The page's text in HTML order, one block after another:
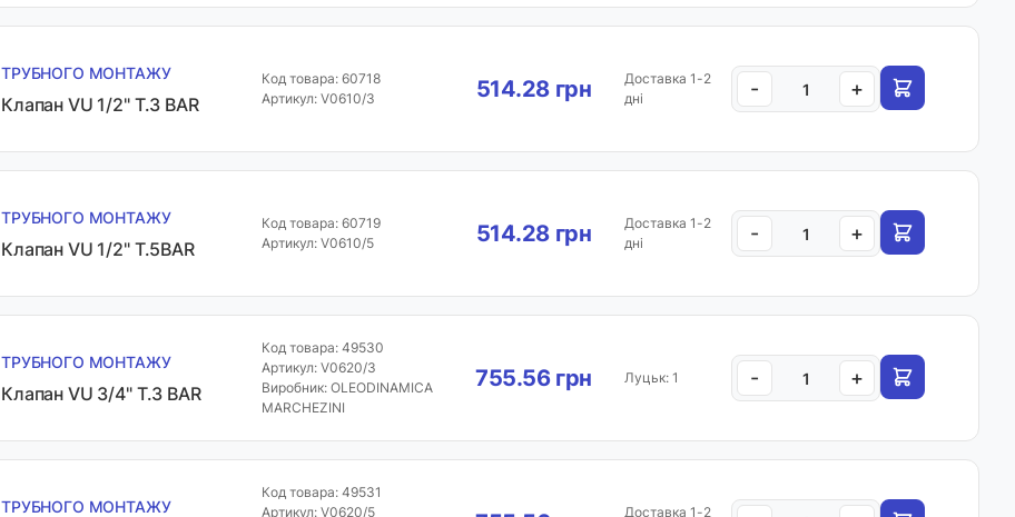
ТРУБНОГО МОНТАЖУ
Клапан VU 1/2" T.3 BAR
Код товара: 60718
Артикул: V0610/3
514.28 грн
Доставка 1-2
дні
- +
ТРУБНОГО МОНТАЖУ
Клапан VU 1/2" T.5BAR
Код товара: 60719
Артикул: V0610/5
514.28 грн
Доставка 1-2
дні
- +
ТРУБНОГО МОНТАЖУ
Клапан VU 3/4" T.3 BAR
Код товара: 49530
Артикул: V0620/3
Виробник: OLEODINAMICA
MARCHEZINI
755.56 грн Луцьк: 1 - +
ТРУБНОГО МОНТАЖУ
Код товара: 49531
Артикул: V0620/5
Доставка 1-2